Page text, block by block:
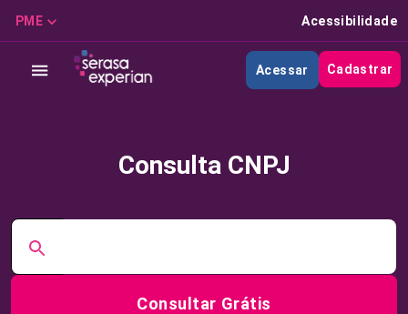
PME Acessibilidade
Acessar Cadastrar
Consulta CNPJ
Consultar Grátis